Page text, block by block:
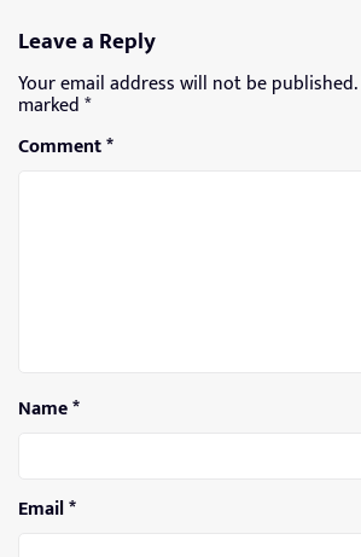
Leave a Reply
Your email address will not be published.
marked*
Comment*
Name*
Email*